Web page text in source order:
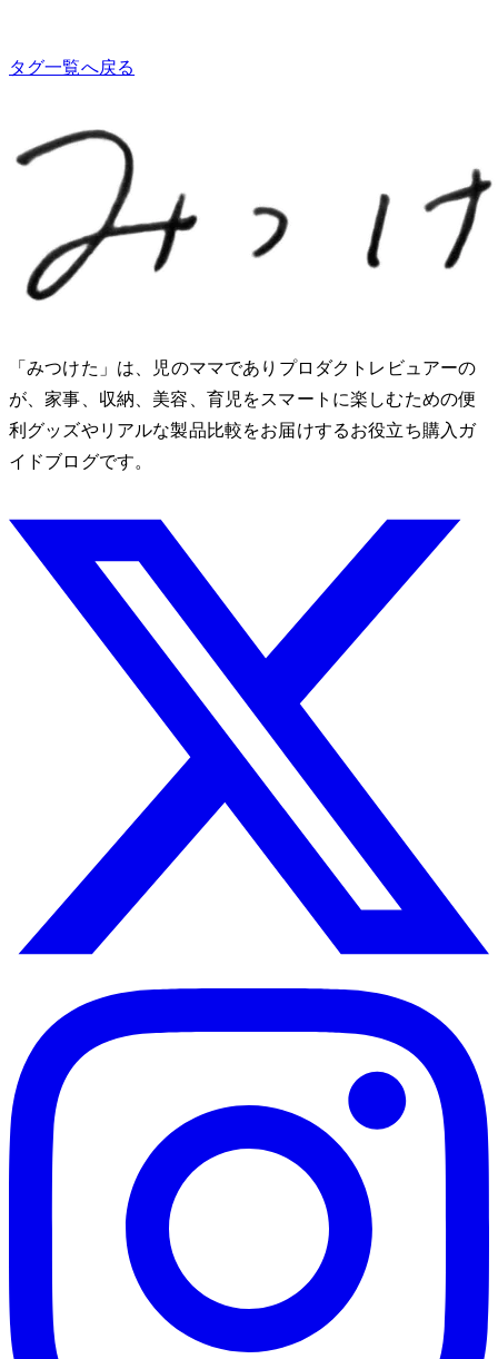
タグ一覧へ戻る
「みつけた」は、2児のママでありプロダクトレビュアーのMio
が、家事、収納、美容、育児をスマートに楽しむための便
利グッズやリアルな製品比較をお届けするお役立ち購入ガ
イドブログです。